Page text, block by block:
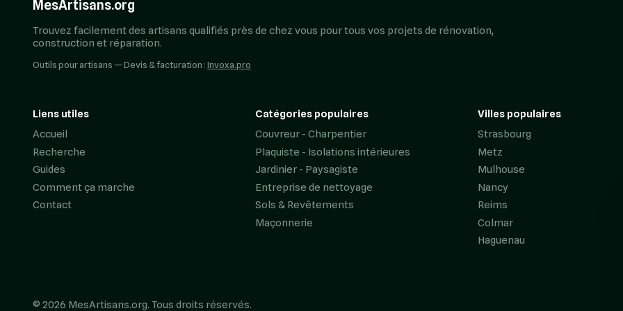
MesArtisans.org
Trouvez facilement des artisans qualifiés près de chez vous pour tous vos projets de rénovation,
construction et réparation.
Outils pour artisans — Devis & facturation :Invoxa.pro
Liens utiles
Accueil
Recherche
Guides
Comment ça marche
Contact
Catégories populaires
Couvreur - Charpentier
Plaquiste - Isolations intérieures
Jardinier - Paysagiste
Entreprise de nettoyage
Sols & Revêtements
Maçonnerie
Villes populaires
Strasbourg
Metz
Mulhouse
Nancy
Reims
Colmar
Haguenau
© 2026 MesArtisans.org. Tous droits réservés.